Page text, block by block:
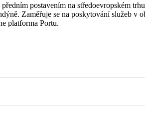
postavením na středoevropském
Zaměřuje se na poskytování služeb
platforma Portu.